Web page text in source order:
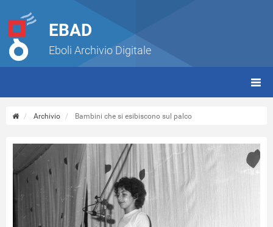
EBAD
Eboli Archivio Digitale
Archivio Bambini che si esibiscono sul palco